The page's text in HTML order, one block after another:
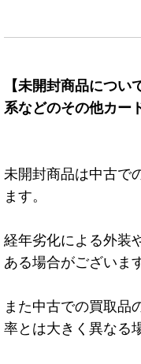
【未開封商品につ
系などのその他カー
未開封商品は中古で
ます。
経年劣化による外装
ある場合がございま
また中古での買取品
率とは大きく異なる